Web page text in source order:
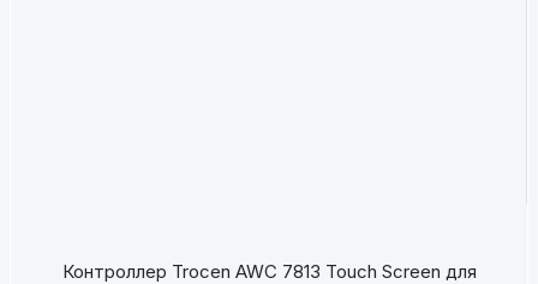
Контроллер Trocen AWС 7813 Touch Screen для